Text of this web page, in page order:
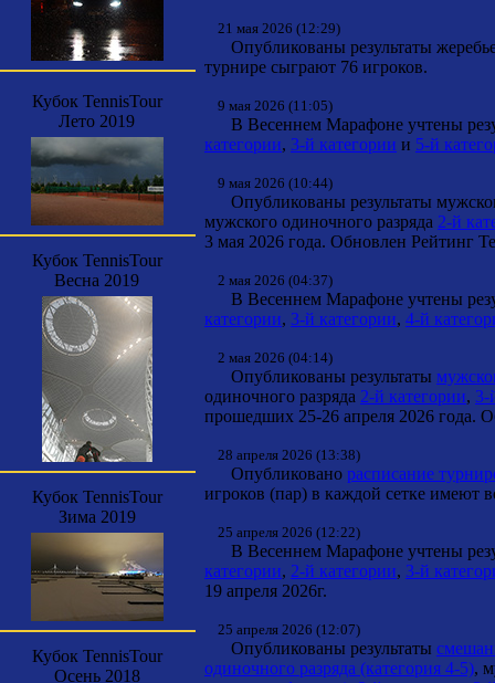
Кубок TennisTour
Лето 2019
Кубок TennisTour
Весна 2019
Кубок TennisTour
Зима 2019
Кубок TennisTour
Осень 2018
21 мая 2026 (12:29)
Опубликованы результаты
турнире сыграют 76 игроков.
9 мая 2026 (11:05)
В Весеннем Марафоне учтены
категории, 3-й категории и 5-й
9 мая 2026 (10:44)
Опубликованы результаты
мужского одиночного разряда 2-й
3 мая 2026 года. Обновлен Рейтинг
2 мая 2026 (04:37)
В Весеннем Марафоне учтены
категории, 3-й категории, 4-й
2 мая 2026 (04:14)
Опубликованы результаты
одиночного разряда 2-й категории, 3-
прошедших 25-26 апреля 2026 года.
28 апреля 2026 (13:38)
Опубликовано расписание
игроков (пар) в каждой сетке имеют
25 апреля 2026 (12:22)
В Весеннем Марафоне учтены
категории, 2-й категории, 3-й
19 апреля 2026г.
25 апреля 2026 (12:07)
Опубликованы результаты
одиночного разряда (категория 4-5),